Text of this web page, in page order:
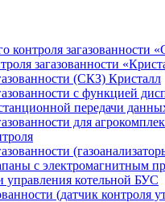
контроля загазованности
загазованности
(СКЗ) Кристалл
с функцией
передачи
для
с электромагнитным
управления котельной БУС
(датчик контроля